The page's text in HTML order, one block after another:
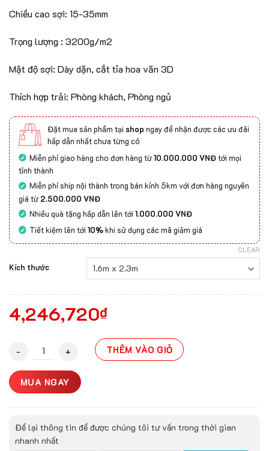
Chiều cao sợi: 15-35mm
Trọng lượng : 3200g/m2
Mật độ sợi: Dày dặn, cắt tỉa hoa văn 3D
Thích hợp trải: Phòng khách, Phòng ngủ
Đặt mua sản phẩm tại shop ngay để nhận được các ưu đãi
hấp dẫn nhất chưa từng có
Miễn phí giao hàng cho đơn hàng từ10.000.000 VNĐtới mọi
tỉnh thành
Miễn phí ship nội thành trong bán kính 5km với đơn hàng nguyên
giá từ 2.500.000 VNĐ
Nhiều quà tặng hấp dẫn lên tới1.000.000 VNĐ
Tiết kiệm lên tới10%khi sử dụng các mã giảm giá
Kích thước
CLEAR
4,246,720₫
Thảm Lông Dài 5D-5001 quantity
THÊM VÀO GIỎ
MUA NGAY
Để lại thông tin để được chúng tôi tư vấn trong thời gian
nhanh nhất